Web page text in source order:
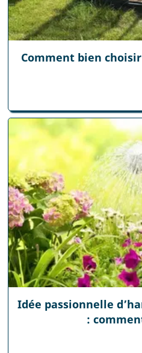
Comment bien
Idée passionnelle
: